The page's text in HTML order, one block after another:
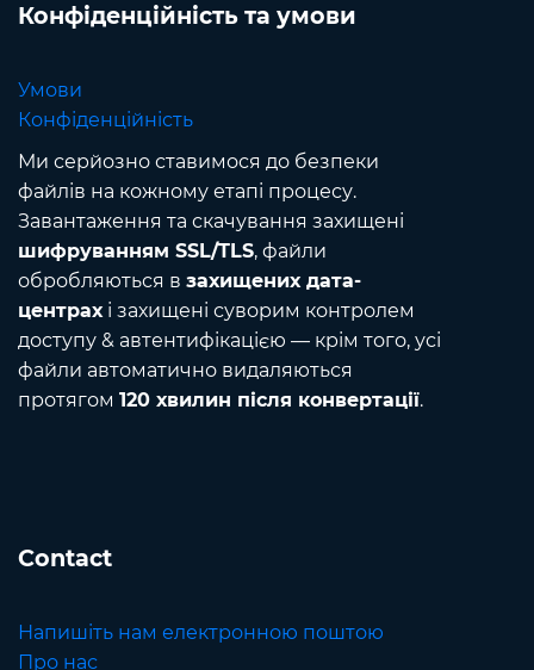
Конфіденційність та умови
Умови
Конфіденційність
Ми серйозно ставимося до безпеки
файлів на кожному етапі процесу.
Завантаження та скачування захищені
шифруванням SSL/TLS, файли
обробляються в захищених дата-
центрахі захищені суворим контролем
доступу & автентифікацією — крім того, усі
файли автоматично видаляються
протягом 120 хвилин після конвертації.
Contact
Напишіть нам електронною поштою
Про нас